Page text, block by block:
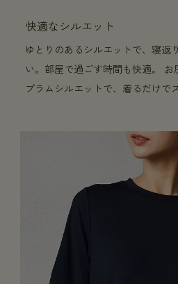
快適なシルエット
ゆとりのあるシルエットで、寝返
い。部屋で過ごす時間も快適。
プラムシルエットで、着るだけで